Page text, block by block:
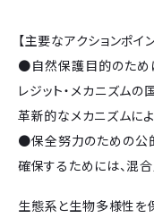
【主要なアクションポイン
●自然保護目的のため
レジット・メカニズム
革新的なメカニズムに
●保全努力のための公
確保するためには、混
生態系と生物多様性を